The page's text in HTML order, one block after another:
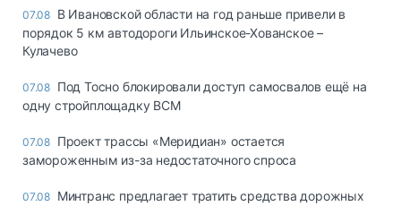
07.08 В Ивановской области на год раньше привели в
порядок 5 км автодороги Ильинское-Хованское –
Кулачево
07.08 Под Тосно блокировали доступ самосвалов ещё на
одну стройплощадку ВСМ
07.08 Проект трассы «Меридиан» остается
замороженным из-за недостаточного спроса
07.08 Минтранс предлагает тратить средства дорожных